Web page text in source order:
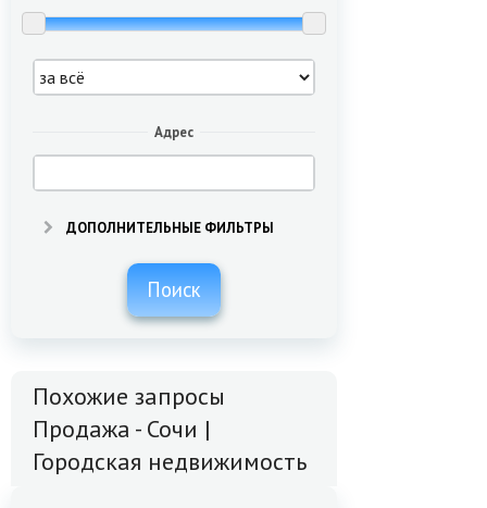
Адрес
ДОПОЛНИТЕЛЬНЫЕ ФИЛЬТРЫ
Поиск
Похожие запросы
Продажа - Сочи |
Городская недвижимость